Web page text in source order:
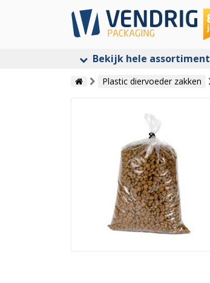
Bekijk hele assortiment
Plastic diervoeder zakken